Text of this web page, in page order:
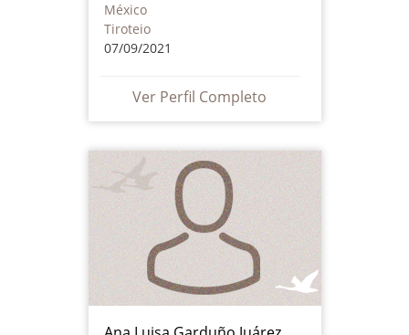
México
Tiroteio
07/09/2021
Ver Perfil Completo